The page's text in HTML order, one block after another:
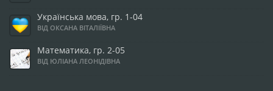
Українська мова, гр. 1-04
ВІД ОКСАНА ВІТАЛІЇВНА
Математика, гр. 2-05
ВІД ЮЛІАНА ЛЕОНІДІВНА